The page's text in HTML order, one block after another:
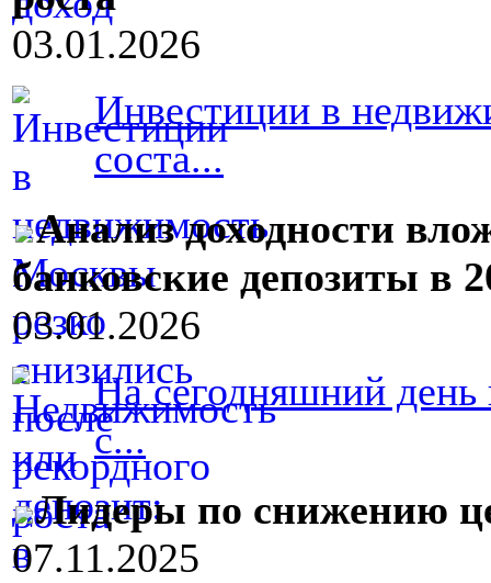
03.01.2026
Инвестиции в
соста...
Анализ доходности
банковские депозиты в
03.01.2026
На сегодняшний
с...
Лидеры по снижению
07.11.2025